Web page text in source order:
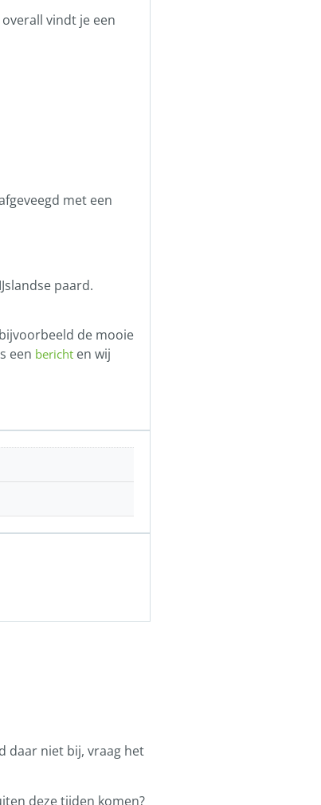
vindt je een
met een
paard.
de mooie
een bericht en wij
daar niet bij, vraag het
deze tijden komen?